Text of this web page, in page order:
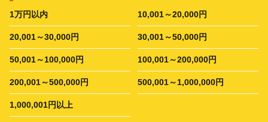
1万円以内 10,001～20,000円
20,001～30,000円 30,001～50,000円
50,001～100,000円 100,001～200,000円
200,001～500,000円 500,001～1,000,000円
1,000,001円以上